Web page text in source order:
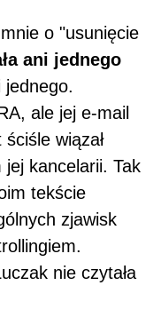
o "usunięcie
ani jednego
ale jej e-mail
wiązał
jej kancelarii. Tak
tekście
zjawisk
nie czytała